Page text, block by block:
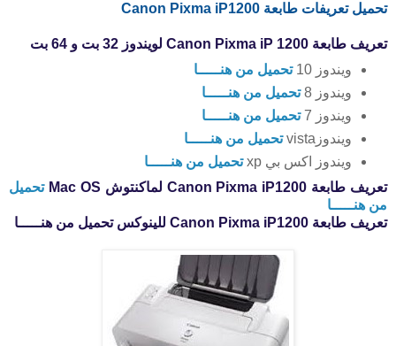
تحميل تعريفات طابعة Canon Pixma iP1200
تعريف طابعة Canon Pixma iP 1200 لويندوز 32 بت و 64 بت
ويندوز 10
تحميل من هنـــــا
ويندوز 8
تحميل من هنـــــا
ويندوز 7
تحميل من هنـــــا
ويندوزvista
تحميل من هنـــــا
ويندوز اكس بي xp
تحميل من هنـــــا
تعريف طابعة Canon Pixma iP1200 لماكنتوش Mac OS
تحميل
من هنـــــا
تعريف طابعة Canon Pixma iP1200 للينوكس تحميل من هنـــــا